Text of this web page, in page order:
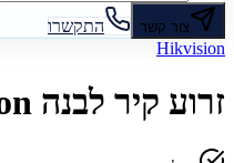
צור קשר
התקשרו
Hikvision
זרוע קיר לבנה Hikvision — התקנה יציבה למצלמות